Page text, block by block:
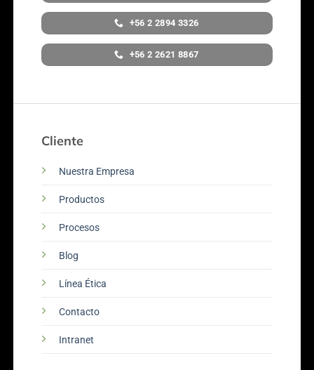
+56 2 2894 3326
+56 2 2621 8867
Cliente
Nuestra Empresa
Productos
Procesos
Blog
Línea Ética
Contacto
Intranet